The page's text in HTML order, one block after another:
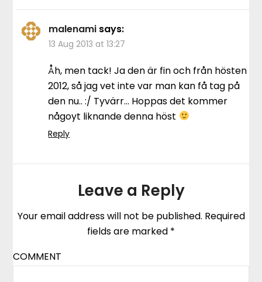
malenami says:
13 Aug 2013 at 13:27
Åh, men tack! Ja den är fin och från hösten
2012, så jag vet inte var man kan få tag på
den nu.. :/ Tyvärr… Hoppas det kommer
någoyt liknande denna höst
Reply
Leave a Reply
Your email address will not be published. Required
fields are marked *
COMMENT